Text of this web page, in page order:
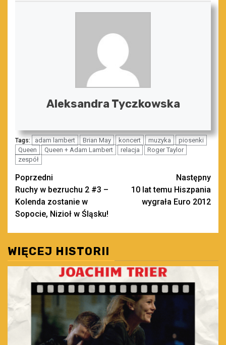
Aleksandra Tyczkowska
Tags: adam lambert Brian May koncert muzyka
piosenki
Queen
Queen + Adam Lambert relacja
Roger Taylor
zespół
Zobacz
wpisy
Poprzedni
Ruchy w bezruchu 2 #3 –
Kolenda zostanie w
Sopocie, Nizioł w Śląsku!
Następny
10 lat temu Hiszpania
wygrała Euro 2012
WIĘCEJ HISTORII